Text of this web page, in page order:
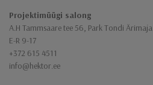
Jaluse navigatsioon
Projektimüügi salong
A.H Tammsaare tee 56, Park Tondi Ärimaja
E-R 9-17
+372 615 4511
info@hektor.ee